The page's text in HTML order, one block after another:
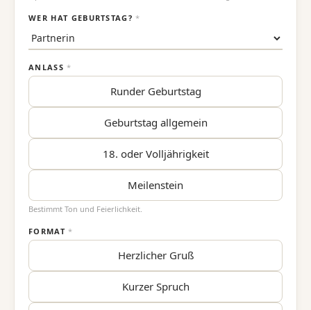
WER HAT GEBURTSTAG?*
ANLASS*
Runder Geburtstag
Geburtstag allgemein
18. oder Volljährigkeit
Meilenstein
Bestimmt Ton und Feierlichkeit.
FORMAT*
Herzlicher Gruß
Kurzer Spruch